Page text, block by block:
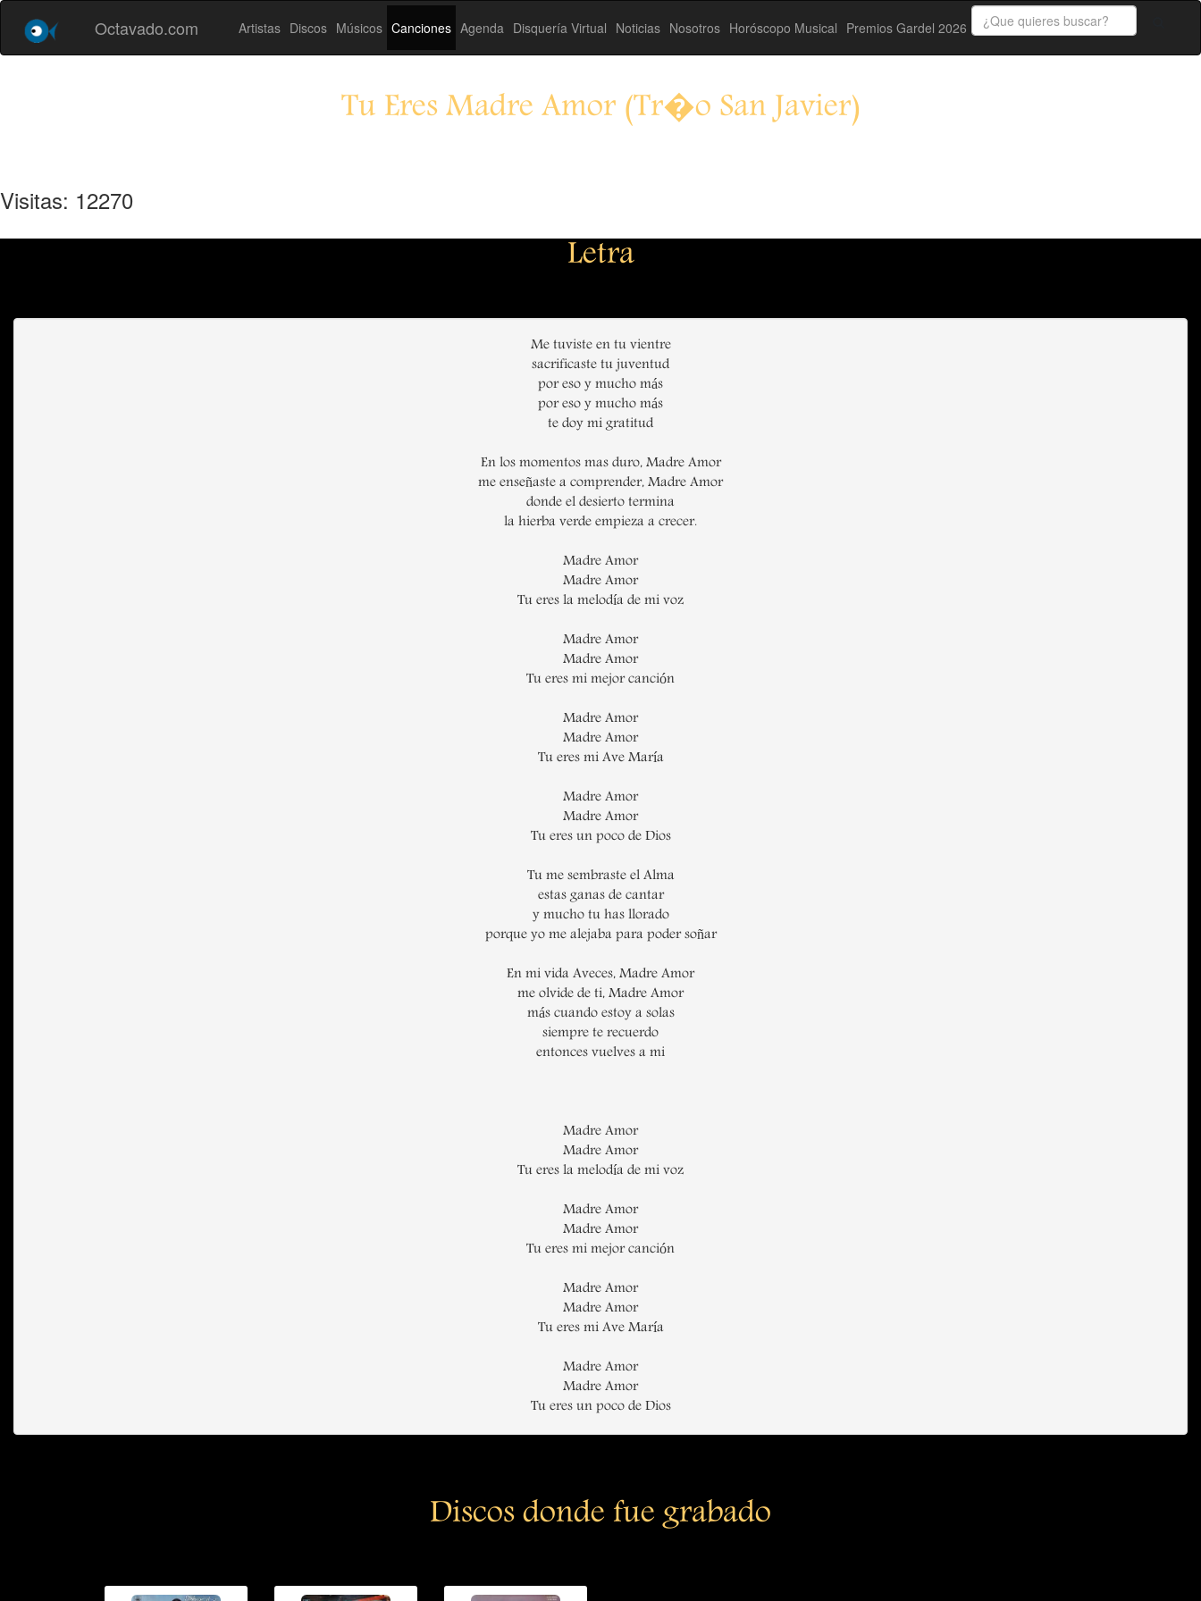
Octavado.com Artistas Discos Músicos Canciones Agenda Disquería Virtual Noticias Nosotros Horóscopo Musical Premios Gardel 2026
Tu Eres Madre Amor (Tr�o San Javier)
Visitas: 12270
Letra
Me tuviste en tu vientre
sacrificaste tu juventud
por eso y mucho más
por eso y mucho más
te doy mi gratitud
En los momentos mas duro, Madre Amor
me enseñaste a comprender, Madre Amor
donde el desierto termina
la hierba verde empieza a crecer.
Madre Amor
Madre Amor
Tu eres la melodía de mi voz
Madre Amor
Madre Amor
Tu eres mi mejor canción
Madre Amor
Madre Amor
Tu eres mi Ave María
Madre Amor
Madre Amor
Tu eres un poco de Dios
Tu me sembraste el Alma
estas ganas de cantar
y mucho tu has llorado
porque yo me alejaba para poder soñar
En mi vida Aveces, Madre Amor
me olvide de ti, Madre Amor
más cuando estoy a solas
siempre te recuerdo
entonces vuelves a mi
Madre Amor
Madre Amor
Tu eres la melodía de mi voz
Madre Amor
Madre Amor
Tu eres mi mejor canción
Madre Amor
Madre Amor
Tu eres mi Ave María
Madre Amor
Madre Amor
Tu eres un poco de Dios
Discos donde fue grabado